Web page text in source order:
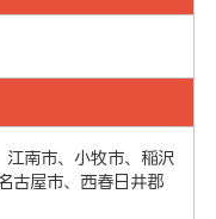
江南市、小牧市、稲沢
古屋市、西春日井郡